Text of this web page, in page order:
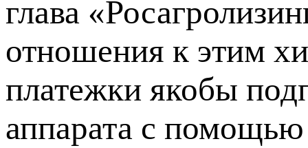
глава
отношения к этим
платежки якобы
аппарата с